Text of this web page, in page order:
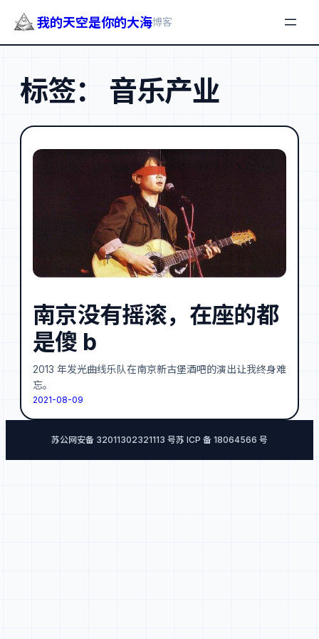
我的天空是你的大海博客
标签： 音乐产业
南京没有摇滚，在座的都
是傻 b
2013 年发光曲线乐队在南京新古堡酒吧的演出让我终身难
忘。
2021-08-09
苏公网安备 32011302321113 号苏 ICP 备 18064566 号